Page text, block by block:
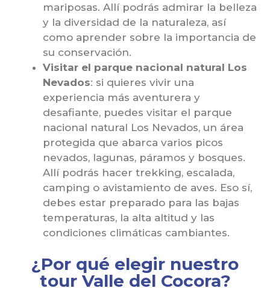
mariposas. Allí podrás admirar la belleza
y la diversidad de la naturaleza, así
como aprender sobre la importancia de
su conservación.
Visitar el parque nacional natural Los
Nevados: si quieres vivir una
experiencia más aventurera y
desafiante, puedes visitar el parque
nacional natural Los Nevados, un área
protegida que abarca varios picos
nevados, lagunas, páramos y bosques.
Allí podrás hacer trekking, escalada,
camping o avistamiento de aves. Eso sí,
debes estar preparado para las bajas
temperaturas, la alta altitud y las
condiciones climáticas cambiantes.
¿Por qué elegir nuestro
tour Valle del Cocora?